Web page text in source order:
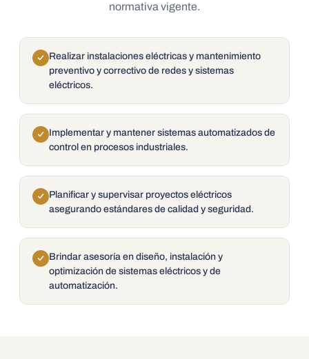
normativa vigente.
Realizar instalaciones eléctricas y mantenimiento
preventivo y correctivo de redes y sistemas
eléctricos.
Implementar y mantener sistemas automatizados de
control en procesos industriales.
Planificar y supervisar proyectos eléctricos
asegurando estándares de calidad y seguridad.
Brindar asesoría en diseño, instalación y
optimización de sistemas eléctricos y de
automatización.